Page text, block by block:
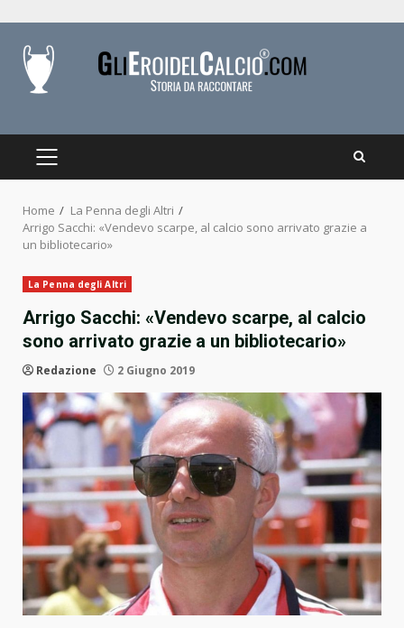
content
PRIMARY
Home
La Penna degli Altri
Arrigo Sacchi: «Vendevo scarpe, al calcio sono arrivato grazie a
un bibliotecario»
La Penna degli Altri
Arrigo Sacchi: «Vendevo scarpe, al calcio
sono arrivato grazie a un bibliotecario»
Redazione 2 Giugno 2019